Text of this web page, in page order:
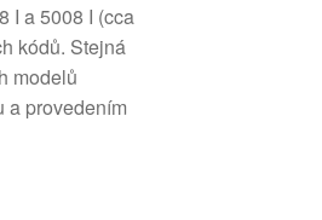
I a 5008 I (cca
kódů. Stejná
modelů
a provedením